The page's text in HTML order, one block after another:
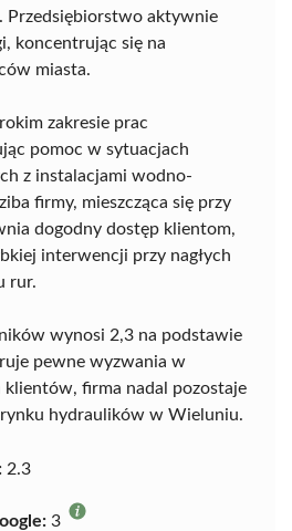
Przedsiębiorstwo aktywnie
koncentrując się na
miasta.
zakresie prac
pomoc w sytuacjach
z instalacjami wodno-
firmy, mieszcząca się przy
dogodny dostęp klientom,
interwencji przy nagłych
rur.
wynosi 2,3 na podstawie
pewne wyzwania w
klientów, firma nadal pozostaje
hydraulików w Wieluniu.
2.3
3